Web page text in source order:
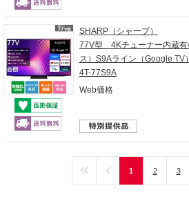
SHARP（シャープ）
77V型 4Kチューナー内蔵
ス）S9Aライン（Google TV）
4T-77S9A
Web価格
1 2 3